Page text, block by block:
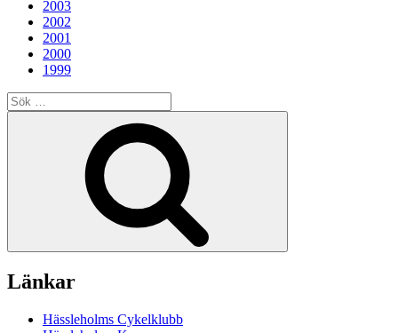
2003
2002
2001
2000
1999
Sök
efter:
Länkar
Hässleholms Cykelklubb